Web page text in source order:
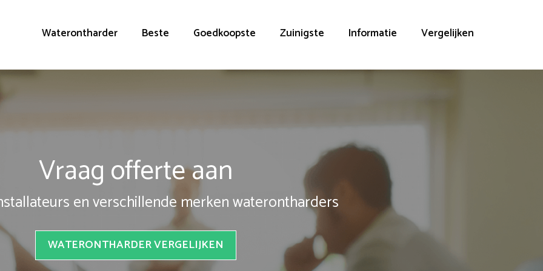
Waterontharder Beste Goedkoopste Zuinigste Informatie Vergelijken
Vraag offerte aan
en verschillende merken waterontharders
WATERONTHARDER VERGELIJKEN